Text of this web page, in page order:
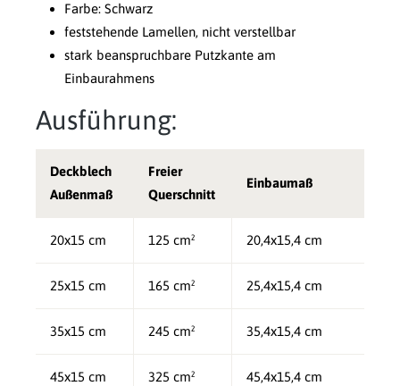
Farbe: Schwarz
feststehende Lamellen, nicht verstellbar
stark beanspruchbare Putzkante am
Einbaurahmens
Ausführung:
Deckblech
Außenmaß
Freier
Querschnitt
Einbaumaß
20x15 cm 125 cm² 20,4x15,4 cm
25x15 cm 165 cm² 25,4x15,4 cm
35x15 cm 245 cm² 35,4x15,4 cm
45x15 cm 325 cm² 45,4x15,4 cm